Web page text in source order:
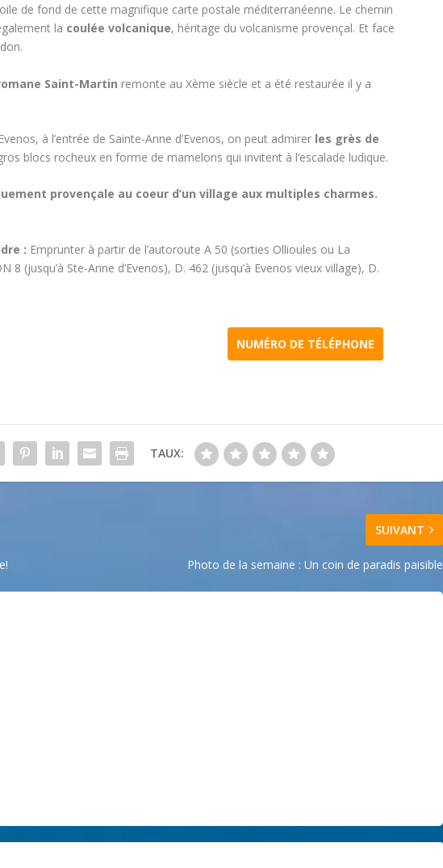
de fond de cette magnifique carte postale méditerranéenne. Le chemin
la coulée volcanique, héritage du volcanisme provençal. Et face
Saint-Martin remonte au Xème siècle et a été restaurée il y a
à l’entrée de Sainte-Anne d’Evenos, on peut admirer les grès de
blocs rocheux en forme de mamelons qui invitent à l’escalade ludique.
provençale au coeur d’un village aux multiples charmes.
: Emprunter à partir de l’autoroute A 50 (sorties Ollioules ou La
(jusqu’à Ste-Anne d’Evenos), D. 462 (jusqu’à Evenos vieux village), D.
NUMÉRO DE TÉLÉPHONE
TAUX:
SUIVANT
Photo de la semaine : Un coin de paradis paisible